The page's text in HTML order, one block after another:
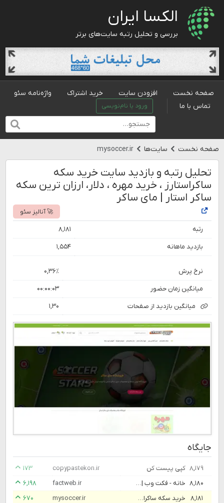
الکسا ایران
بررسی و تحلیل رتبه سایت‌های برتر
صفحه نخست افزودن سایت خرید اشتراک
واژه‌نامه سئو
تماس با ما
ورود یا نام‌نویسی
صفحه نخست سایت‌ها mysoccer.ir
تحلیل رتبه و بازدید سایت خرید سکه
ساکراستارز ، خرید مهره ، دلار، ارزان ترین سکه
ساکر استار | مای ساکر
🚀 آنالیز سئو
رتبه ۸,۱۸۱
بازدید ماهانه ۱,۵۵۴
نرخ پرش ۰,۳۶٪
میانگین زمان حضور ۰۰:۰۰:۰۳
میانگین بازدید از صفحات ۱,۳۰
جایگاه
۸,۱۷۹ کپی پیست کن copypastekon.ir
۱۷۳
۸,۱۸۰
خانه - فکت وب | Fact Web factweb.ir
۶,۱۹۸
۸,۱۸۱
خرید سکه ساکراستارز ، خرید مهره ، دلار، ارزان ترین سکه ساکر استار | مای ساکر mysoccer.ir
۶۷۰